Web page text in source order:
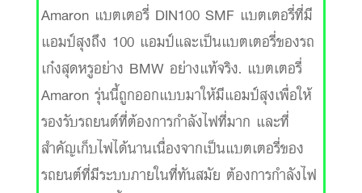
Amaron แบตเตอรี่ DIN100 SMF แบตเตอรี่ที่มี
แอมป์สุงถึง 100 แอมป์และเป็นแบตเตอรี่ของรถ
เก๋งสุดหรูอย่าง BMW อย่างแท้จริง. แบตเตอรี่
Amaron รุ่นนี้ถูกออกแบบมาให้มีแอมป์สุงเพื่อให้
รองรับรถยนต์ที่ต้องการกำลังไฟที่มาก และที่
สำคัญเก็บไฟได้นานเนื่องจากเป็นแบตเตอรี่ของ
รถยนต์ที่มีระบบภายในที่ทันสมัย ต้องการกำลังไฟ